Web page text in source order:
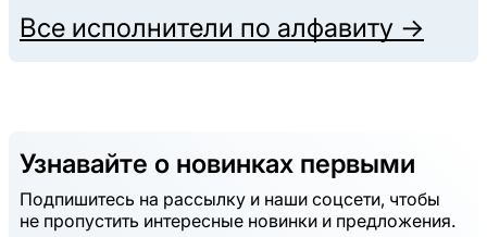
Все исполнители по алфавиту →
Узнавайте о новинках первыми
Подпишитесь на рассылку и наши соцсети, чтобы
не пропустить интересные новинки и предложения.